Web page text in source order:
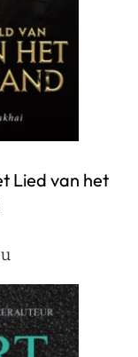
Lied van het